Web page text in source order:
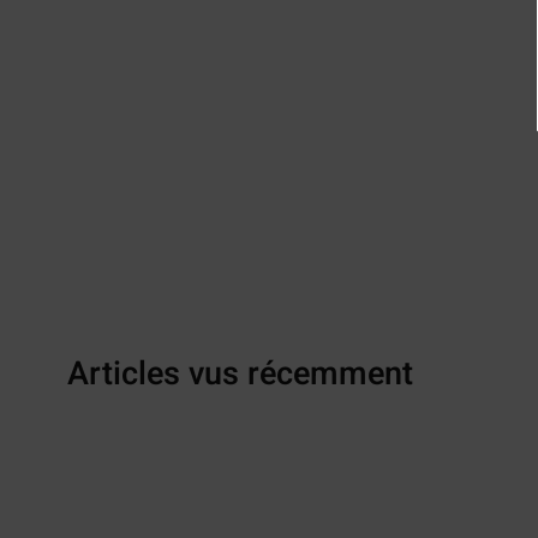
Articles vus récemment